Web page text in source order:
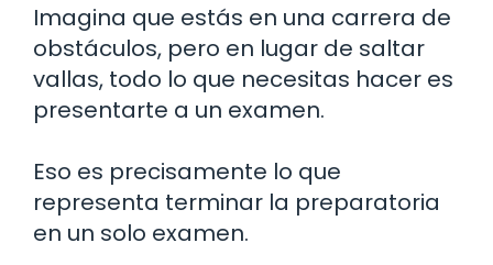
Imagina que estás en una carrera de
obstáculos, pero en lugar de saltar
vallas, todo lo que necesitas hacer es
presentarte a un examen.
Eso es precisamente lo que
representa terminar la preparatoria
en un solo examen.